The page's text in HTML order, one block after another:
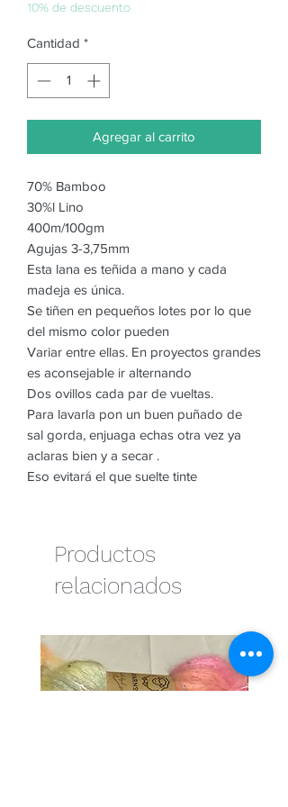
10% de descuento
Cantidad *
Agregar al carrito
70% Bamboo
30%l Lino
400m/100gm
Agujas 3-3,75mm
Esta lana es teñida a mano y cada
madeja es única.
Se tiñen en pequeños lotes por lo que
del mismo color pueden
Variar entre ellas. En proyectos grandes
es aconsejable ir alternando
Dos ovillos cada par de vueltas.
Para lavarla pon un buen puñado de
sal gorda, enjuaga echas otra vez ya
aclaras bien y a secar .
Eso evitará el que suelte tinte
Productos
relacionados